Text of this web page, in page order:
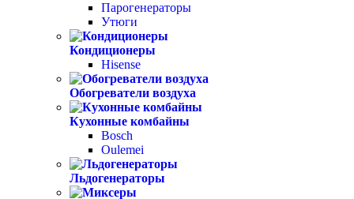
Парогенераторы
Утюги
Кондиционеры
Hisense
Обогреватели воздуха
Кухонные комбайны
Bosch
Oulemei
Льдогенераторы